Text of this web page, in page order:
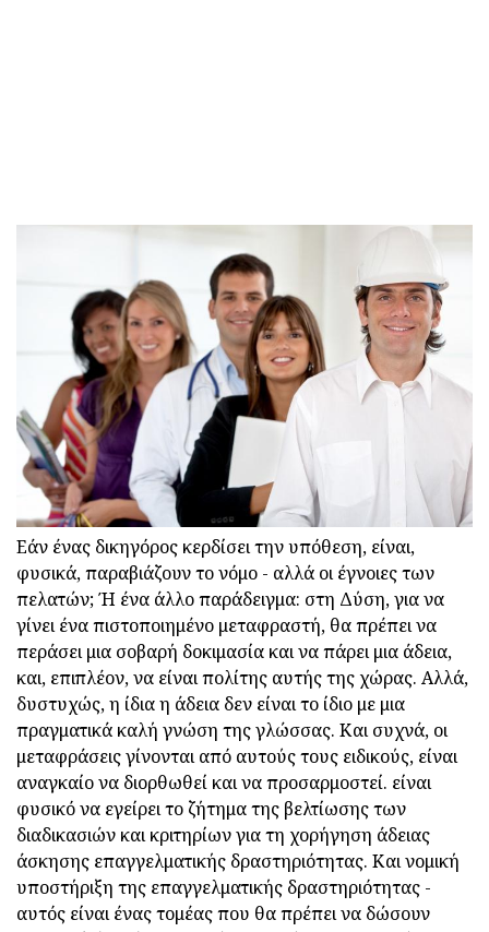
Εάν ένας δικηγόρος κερδίσει την υπόθεση, είναι,
φυσικά, παραβιάζουν το νόμο - αλλά οι έγνοιες των
πελατών; Ή ένα άλλο παράδειγμα: στη Δύση, για να
γίνει ένα πιστοποιημένο μεταφραστή, θα πρέπει να
περάσει μια σοβαρή δοκιμασία και να πάρει μια άδεια,
και, επιπλέον, να είναι πολίτης αυτής της χώρας. Αλλά,
δυστυχώς, η ίδια η άδεια δεν είναι το ίδιο με μια
πραγματικά καλή γνώση της γλώσσας. Και συχνά, οι
μεταφράσεις γίνονται από αυτούς τους ειδικούς, είναι
αναγκαίο να διορθωθεί και να προσαρμοστεί. είναι
φυσικό να εγείρει το ζήτημα της βελτίωσης των
διαδικασιών και κριτηρίων για τη χορήγηση άδειας
άσκησης επαγγελματικής δραστηριότητας. Και νομική
υποστήριξη της επαγγελματικής δραστηριότητας -
αυτός είναι ένας τομέας που θα πρέπει να δώσουν